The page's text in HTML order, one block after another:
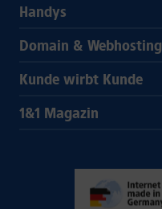
Handys
Domain & Webhosting
Kunde wirbt Kunde
1&1 Magazin